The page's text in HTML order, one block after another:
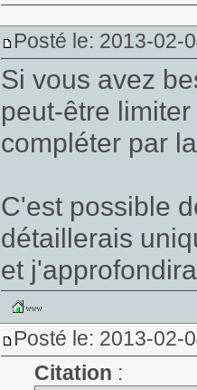
Posté le: 2013-02-
Si vous avez
peut-être
compléter par
C'est possible
détaillerais
et
Posté le: 2013-02-
Citation :